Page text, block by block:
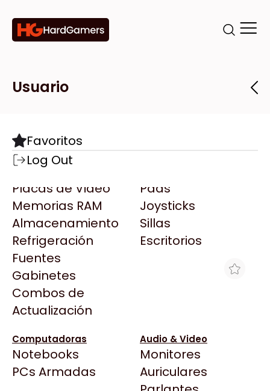
Categorías
Componentes
Motherboards
Microprocesadores
Placas de Video
Memorias RAM
Almacenamiento
Refrigeración
Fuentes
Gabinetes
Combos de
Actualización
Pads
Joysticks
Sillas
Escritorios
Computadoras
Notebooks
PCs Armadas
Audio & Video
Monitores
Auriculares
Marcas
Todas las Marcas
AMD
AULA
Acer
Adata
AeroCool
Antec
Arkham
Asrock
BenQ
CX
Cooler Master
Tiendas
Destacadas
Todas las Tiendas
Usuario
Favoritos
Log Out
ASUS MONITOR ROG STRIX
XG27AQDMG 27" OLED 240HZ
$1.299.000
Ver producto en la página de WIZ TECH